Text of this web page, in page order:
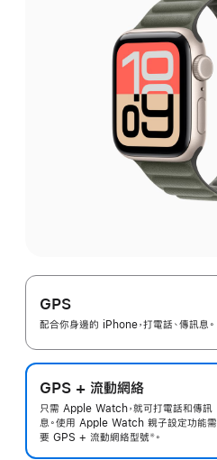
GPS
配合你身邊的 iPhone，打電話、傳訊息。
GPS + 流動網絡
只需 Apple Watch，就可打電話和傳訊
息。使用 Apple Watch 親子設定功能需
要 GPS + 流動網絡型號 ※ 。